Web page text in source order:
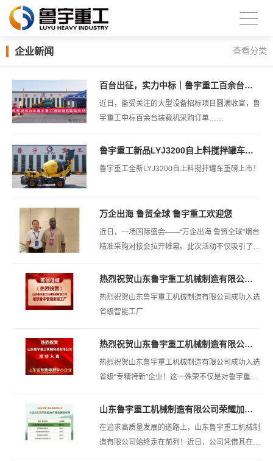
企业新闻 查看分类
百台出征，实力中标｜鲁宇重工百余台装载机招标项目圆满批量交付
近日，备受关注的大型设备招标项目圆满收官，鲁
宇重工中标百余台装载机采购订单……
鲁宇重工新品LYJ3200自上料搅拌罐车重磅上市
鲁宇重工全新LYJ3200自上料搅拌罐车重磅上市！
万企出海 鲁贸全球 鲁宇重工欢迎您
近日，一场国际盛会——“万企出海 鲁贸全球”烟台
精准采购对接会拉开帷幕。此次活动不仅吸引了来
热烈祝贺山东鲁宇重工机械制造有限公司成功入选省级智能工厂
热烈祝贺山东鲁宇重工机械制造有限公司成功入选
省级智能工厂
热烈祝贺山东鲁宇重工机械制造有限公司成功入选省级专精特新企业
热烈祝贺山东鲁宇重工机械制造有限公司成功入选
省级“专精特新”企业！这一殊荣不仅是对鲁宇重工
山东鲁宇重工机械制造有限公司荣耀加冕，绿色制造再创辉煌！
在追求高质量发展的道路上，山东鲁宇重工机械制
造有限公司始终走在前列！近日，公司凭借其在绿